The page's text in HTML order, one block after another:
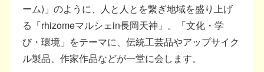
ーム)」のように、人と人とを繋ぎ地域を盛り上げ
る「rhizomeマルシェin長岡天神」。「文化・学
び・環境」をテーマに、伝統工芸品やアップサイク
ル製品、作家作品などが一堂に会します。